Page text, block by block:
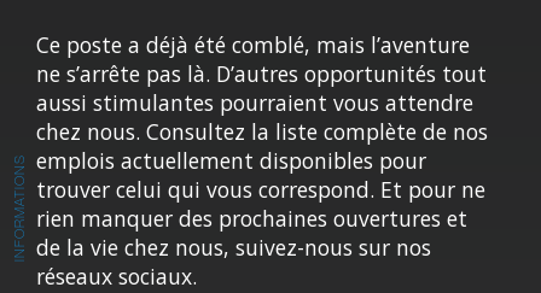
INFORMATIONS
Ce poste a déjà été comblé, mais l’aventure
ne s’arrête pas là. D’autres opportunités tout
aussi stimulantes pourraient vous attendre
chez nous. Consultez la liste complète de nos
emplois actuellement disponibles pour
trouver celui qui vous correspond. Et pour ne
rien manquer des prochaines ouvertures et
de la vie chez nous, suivez-nous sur nos
réseaux sociaux.